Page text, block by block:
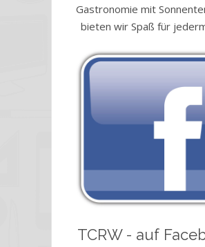
Gastronomie mit
bieten wir Spaß für
TCRW - auf